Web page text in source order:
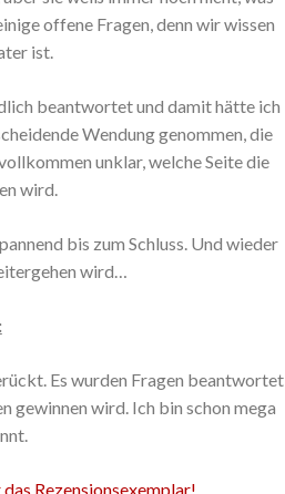
offene Fragen, denn wir wissen
ist.
beantwortet und damit hätte ich
Wendung genommen, die
unklar, welche Seite die
wird.
bis zum Schluss. Und wieder
wird…
Es wurden Fragen beantwortet
gewinnen wird. Ich bin schon mega
Rezensionsexemplar!